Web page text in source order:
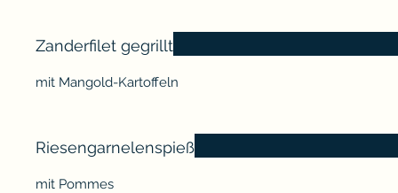
Zanderfilet gegrillt
mit Mangold-Kartoffeln
Riesengarnelenspieß
mit Pommes